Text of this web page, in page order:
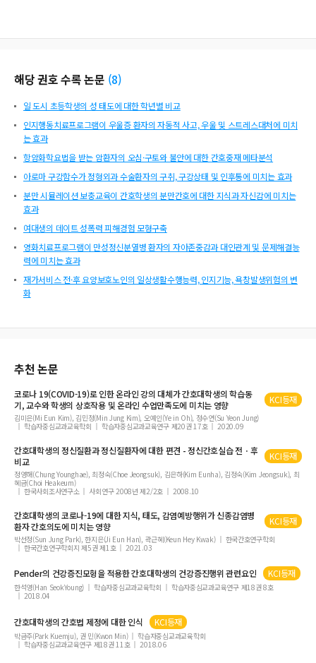
해당 권호 수록 논문 (8)
일 도시 초등학생의 성 태도에 대한 학년별 비교
인지행동치료프로그램이 우울증 환자의 자동적 사고, 우울 및 스트레스대처에 미치
는 효과
항암화학요법을 받는 암환자의 오심·구토와 불안에 대한 간호중재 메타분석
아로마 구강함수가 정형외과 수술환자의 구취, 구강상태 및 인후통에 미치는 효과
분만 시뮬레이션 보충교육이 간호학생의 분만간호에 대한 지식과 자신감에 미치는
효과
여대생의 데이트 성폭력 피해경험 모형구축
영화치료프로그램이 만성정신분열병 환자의 자아존중감과 대인관계 및 문제해결능
력에 미치는 효과
재가서비스 전·후 요양보호노인의 일상생활수행능력, 인지기능, 욕창발생위험의 변
화
추천 논문
코로나 19(COVID-19)로 인한 온라인 강의 대체가 간호대학생의 학습동
기, 교수와 학생의 상호작용 및 온라인 수업만족도에 미치는 영향
KCI등재
김미은(Mi Eun Kim), 김민정(Min Jung Kim), 오예인(Ye in Oh), 정수연(Su Yeon Jung)
학습자중심교과교육학회
학습자중심교과교육연구 제20권 17호 2020.09
간호대학생의 정신질환과 정신질환자에 대한 편견 - 정신간호실습 전ㆍ후
비교
KCI등재
정영해(Chung Younghae), 최정숙(Choe Jeongsuk), 김은하(Kim Eunha), 김정숙(Kim Jeongsuk), 최
혜금(Choi Heakeum)
한국사회조사연구소
사회연구 2008년 제2/2호 2008.10
간호대학생의 코로나-19에 대한 지식, 태도, 감염예방행위가 신종감염병
환자 간호의도에 미치는 영향
KCI등재
박선정(Sun Jung Park), 한지은(Ji Eun Han), 곽근혜(Keun Hey Kwak)
한국간호연구학회
한국간호연구학회지 제5권 제1호
2021.03
Pender의 건강증진모형을 적용한 간호대학생의 건강증진행위 관련요인 KCI등재
한석영(Han Seok­Young) 학습자중심교과교육학회
학습자중심교과교육연구 제18권 8호
2018.04
간호대학생의 간호법 제정에 대한 인식 KCI등재
박금주(Park Kuemju), 권 민(Kwon Min)
학습자중심교과교육학회
학습자중심교과교육연구 제18권 11호
2018.06